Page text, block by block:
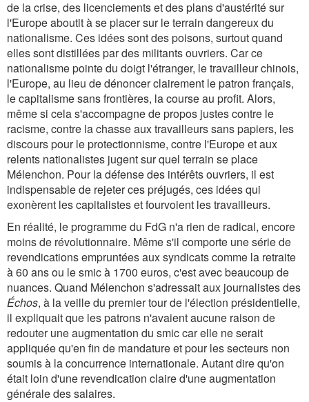
de la crise, des licenciements et des plans d'austérité sur
l'Europe aboutit à se placer sur le terrain dangereux du
nationalisme. Ces idées sont des poisons, surtout quand
elles sont distillées par des militants ouvriers. Car ce
nationalisme pointe du doigt l'étranger, le travailleur chinois,
l'Europe, au lieu de dénoncer clairement le patron français,
le capitalisme sans frontières, la course au profit. Alors,
même si cela s'accompagne de propos justes contre le
racisme, contre la chasse aux travailleurs sans papiers, les
discours pour le protectionnisme, contre l'Europe et aux
relents nationalistes jugent sur quel terrain se place
Mélenchon. Pour la défense des intérêts ouvriers, il est
indispensable de rejeter ces préjugés, ces idées qui
exonèrent les capitalistes et fourvoient les travailleurs.
En réalité, le programme du FdG n'a rien de radical, encore
moins de révolutionnaire. Même s'il comporte une série de
revendications empruntées aux syndicats comme la retraite
à 60 ans ou le smic à 1700 euros, c'est avec beaucoup de
nuances. Quand Mélenchon s'adressait aux journalistes des
Échos, à la veille du premier tour de l'élection présidentielle,
il expliquait que les patrons n'avaient aucune raison de
redouter une augmentation du smic car elle ne serait
appliquée qu'en fin de mandature et pour les secteurs non
soumis à la concurrence internationale. Autant dire qu'on
était loin d'une revendication claire d'une augmentation
générale des salaires.